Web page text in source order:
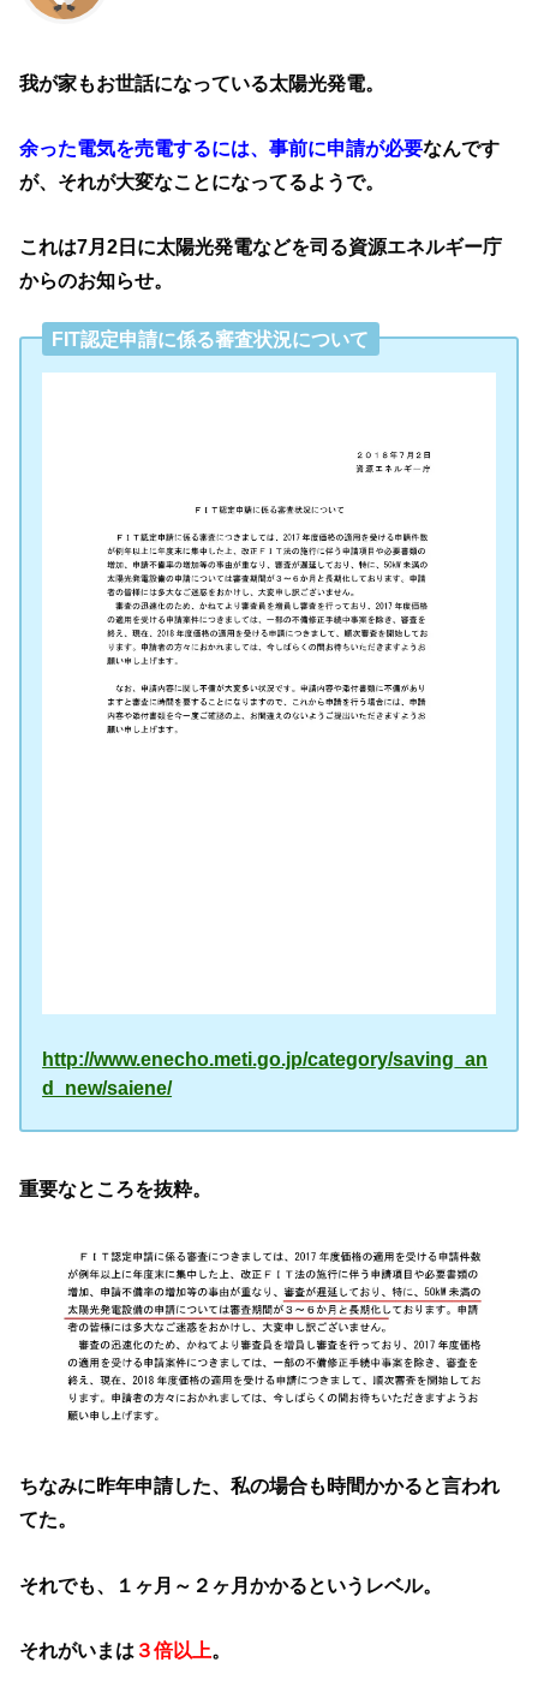
我が家もお世話になっている太陽光発電。
余った電気を売電するには、事前に申請が必要なんです
が、それが大変なことになってるようで。
これは7月2日に太陽光発電などを司る資源エネルギー庁
からのお知らせ。
FIT認定申請に係る審査状況について
http://www.enecho.meti.go.jp/category/saving_an
d_new/saiene/
重要なところを抜粋。
ちなみに昨年申請した、私の場合も時間かかると言われ
てた。
それでも、１ヶ月～２ヶ月かかるというレベル。
それがいまは ３倍以上。